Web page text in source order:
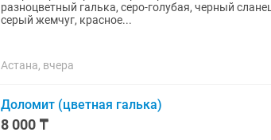
разноцветный галька, серо-голубая, черный
серый жемчуг, красное...
Астана, вчера
Доломит (цветная галька)
8 000 ₸